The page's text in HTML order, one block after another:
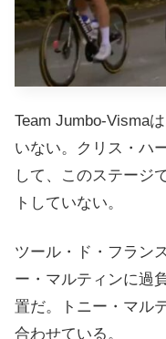
Team Jumbo-Visma
いない。クリス・ハ
して、このステージ
トしていない。
ツール・ド・フラン
ー・マルティンに過
置だ。トニー・マル
合わせている。